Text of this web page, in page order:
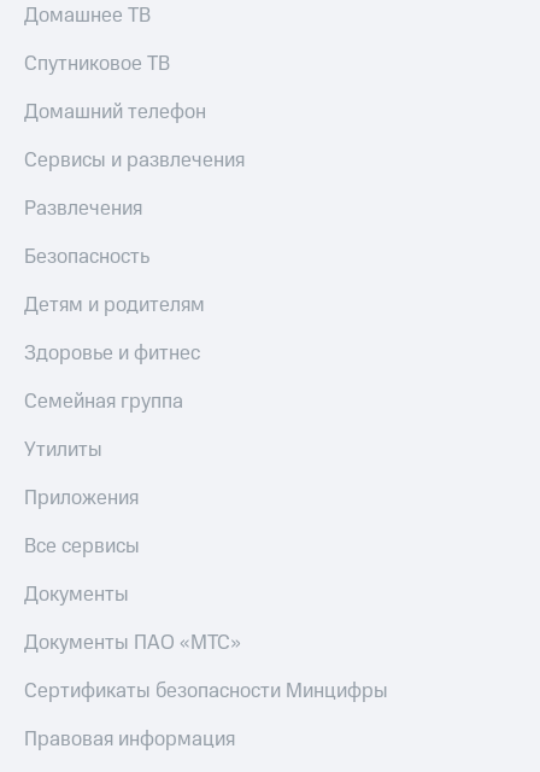
Домашнее ТВ
Спутниковое ТВ
Домашний телефон
Сервисы и развлечения
Развлечения
Безопасность
Детям и родителям
Здоровье и фитнес
Семейная группа
Утилиты
Приложения
Все сервисы
Документы
Документы ПАО «МТС»
Сертификаты безопасности Минцифры
Правовая информация